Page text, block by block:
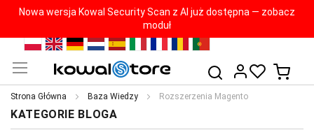
Nowa wersja Kowal Security Scan z AI już dostępna — zobacz
moduł
Przejdź
treści
PL EN DE NL ES IT FR RO
PT
Szukaj
Mój
Strona Główna Baza Wiedzy Rozszerzenia Magento
KATEGORIE BLOGA